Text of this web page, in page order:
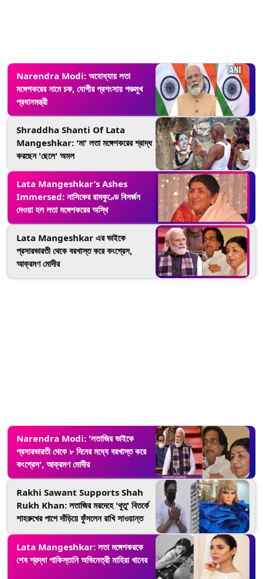
Narendra Modi: অযোধ্যায় লতা
মঙ্গেশকরের নামে চক, যোগীর প্রশংসায় পঞ্চমুখ
প্রধানমন্ত্রী
Shraddha Shanti Of Lata
Mangeshkar: 'মা' লতা মঙ্গেশকরের শ্রাদ্ধ
করছেন 'ছেলে' অমল
Lata Mangeshkar’s Ashes
Immersed: নাসিকের রামকুণ্ডে বিসর্জন
দেওয়া হল লতা মঙ্গেশকরের অস্থি
Lata Mangeshkar এর ভাইকে
প্রসারভারতী থেকে বরখাস্ত করে কংগ্রেস,
আক্রমণ মোদীর
Narendra Modi: 'লতাজির ভাইকে
প্রসারভারতী থেকে ৮ দিনের মধ্যে বরখাস্ত করে
কংগ্রেস', আক্রমণ মোদীর
Rakhi Sawant Supports Shah
Rukh Khan: লতাজির মরদেহে 'থুতু' বিতর্কে
শাহরুখের পাশে দাঁড়িয়ে ফুঁসলেন রাখি সাওয়ান্ত
Lata Mangeshkar: লতা মঙ্গেশকরকে
শেষ শ্রদ্ধা পাকিস্তানি অভিনেত্রী মাহিরা খানের